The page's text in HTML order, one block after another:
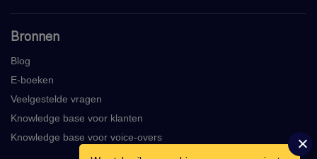
Bronnen
Blog
E-boeken
Veelgestelde vragen
Knowledge base voor klanten
Knowledge base voor voice-overs